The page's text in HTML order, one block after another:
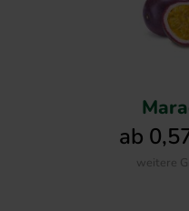
ab
weitere